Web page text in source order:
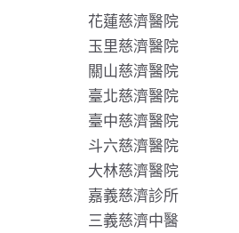
花蓮慈濟醫院
玉里慈濟醫院
關山慈濟醫院
臺北慈濟醫院
臺中慈濟醫院
斗六慈濟醫院
大林慈濟醫院
嘉義慈濟診所
三義慈濟中醫